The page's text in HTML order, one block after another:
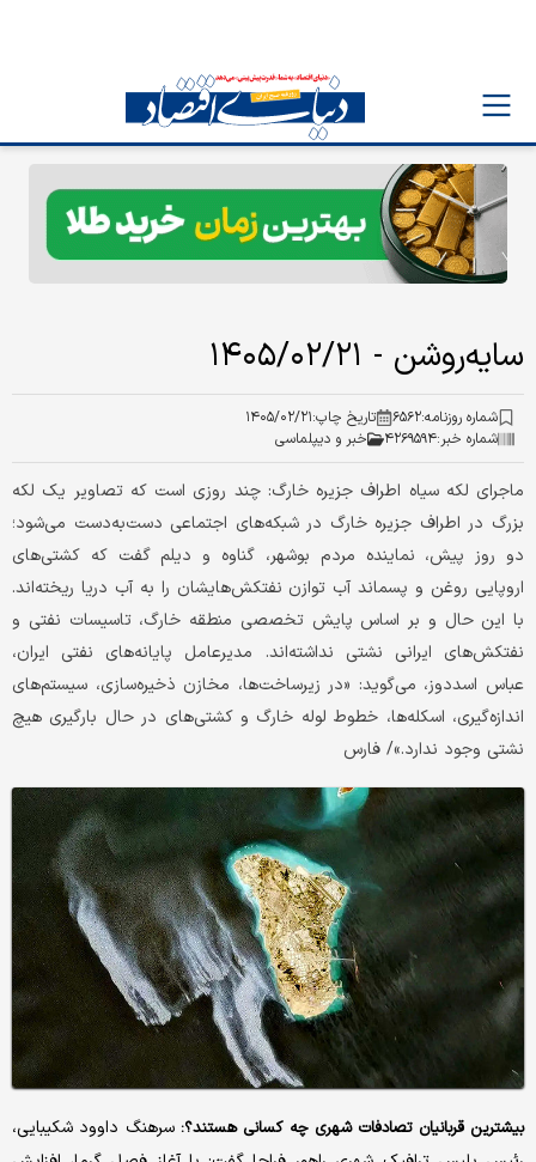
سایه‌روشن - ۱۴۰۵/۰۲/۲۱
شماره روزنامه:۶۵۶۲ تاریخ چاپ:۱۴۰۵/۰۲/۲۱
شماره خبر:۴۲۶۹۵۹۴ خبر و دیپلماسی
ماجرای لکه سیاه اطراف جزیره خارگ: چند روزی‌ است که تصاویر یک لکه
بزرگ در اطراف جزیره خارگ در شبکه‌های اجتماعی دست‌به‌دست می‌شود؛
دو روز پیش، نماینده مردم بوشهر، گناوه و دیلم گفت که کشتی‌های
اروپایی‌ روغن و پسماند آب توازن نفتکش‌ها‌یشان را به آب دریا ریخته‌اند.
با این حال و بر اساس پایش تخصصی منطقه خارگ، تاسیسات نفتی و
نفتکش‌های ایرانی نشتی نداشته‌اند. مدیرعامل پایانه‌های نفتی ایران،
عباس اسددوز، می‌گوید: «در زیرساخت‌ها، مخازن ذخیره‌سازی، سیستم‌های
اندازه‌گیری، اسکله‌ها، خطوط لوله خارگ و کشتی‌های در حال بارگیری هیچ
نشتی وجود ندارد.»/ فارس
بیشترین قربانیان تصادفات شهری چه کسانی هستند؟:سرهنگ داوود شکیبایی،